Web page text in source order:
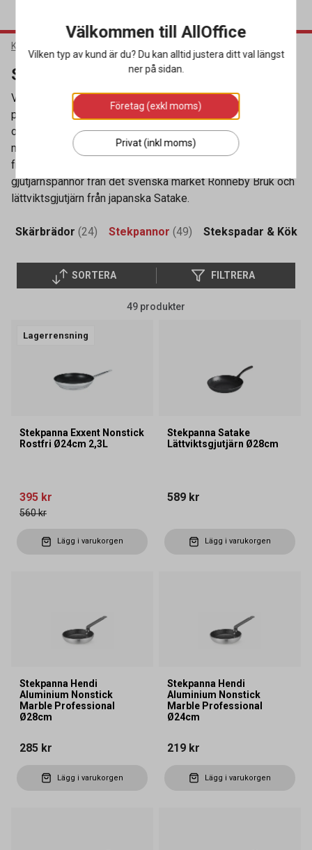
Kök & Servering
Stekpannor
Vi har ett stort utbud av stekpannor för både det
professionella köket och hemmet. Köp din stekpanna
online hos oss till bra pris och med snabb leverans. Vi har
många olika varianter och storlekar. Vi har flera modeller
från det populära danska märket Scanpan och även
gjutjärnspannor från det svenska märket Ronneby Bruk och
lättviktsgjutjärn från japanska Satake.
Skärbrädor (24) Stekpannor (49) Stekspadar &
SORTERA FILTRERA
49 produkter
Lagerrensning
Stekpanna Exxent Nonstick
Rostfri Ø24cm 2,3L
395 kr
560 kr
Lägg i varukorgen
Stekpanna Satake
Lättviktsgjutjärn Ø28cm
589 kr
Lägg i varukorgen
Stekpanna Hendi
Aluminium Nonstick
Marble Professional
Ø28cm
285 kr
Lägg i varukorgen
Stekpanna Hendi
Aluminium Nonstick
Marble Professional
Ø24cm
219 kr
Lägg i varukorgen
Välkommen till AllOffice
Vilken typ av kund är du? Du kan alltid justera ditt val längst
ner på sidan.
Företag (exkl moms)
Privat (inkl moms)